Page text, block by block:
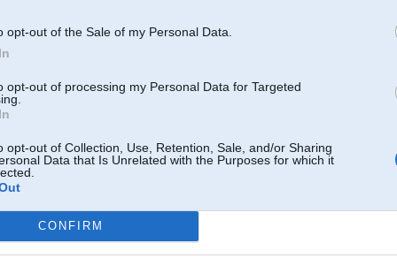
opt-out of the Sale of my Personal Data.
opt-out of processing my Personal Data for Targeted
opt-out of Collection, Use, Retention, Sale, and/or Sharing
Data that Is Unrelated with the Purposes for which it
CONFIRM
Vilku ar quatro audi un tapat nelec, jaaa, baku ar lupatu izsusinaju. Un
P.S.
ar audi velkot neleks,vajag vismaz e 36 jugt priekšā
27 Sep 2014, 19:41:21 uldens1 rakstīja: